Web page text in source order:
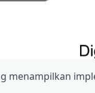
menampilkan